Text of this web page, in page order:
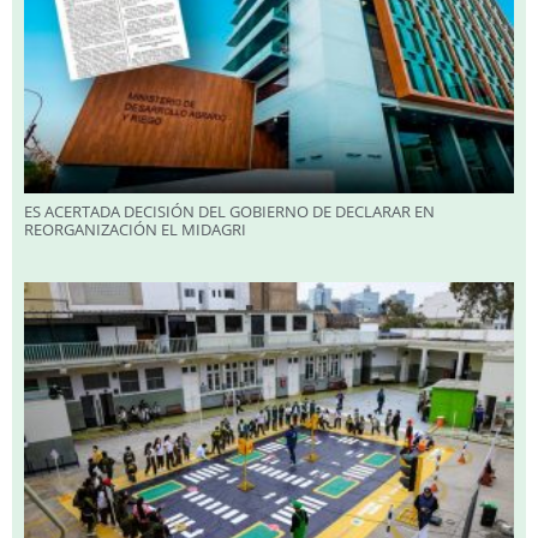
ES ACERTADA DECISIÓN DEL GOBIERNO DE DECLARAR EN
REORGANIZACIÓN EL MIDAGRI